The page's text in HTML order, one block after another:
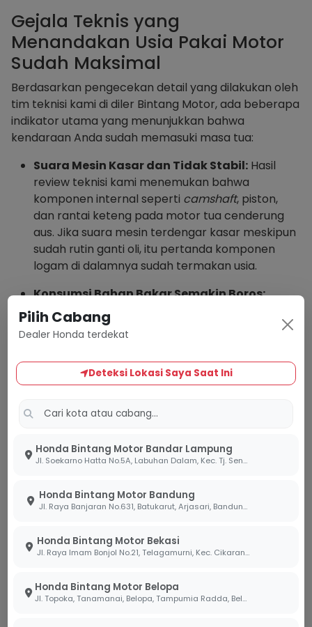
Pilih Cabang
Dealer Honda terdekat
Deteksi Lokasi Saya Saat Ini
Honda Bintang Motor Bandar Lampung
Jl. Soekarno Hatta No.5A, Labuhan Dalam, Kec. Tj. Senang, Kota Bandar Lampung, Lampung 35141
Honda Bintang Motor Bandung
Jl. Raya Banjaran No.631, Batukarut, Arjasari, Bandung, Jawa Barat 40379
Honda Bintang Motor Bekasi
Jl. Raya Imam Bonjol No.21, Telagamurni, Kec. Cikarang Barat, Bekasi Jawa Barat 17530.
Honda Bintang Motor Belopa
Jl. Topoka, Tanamanai, Belopa, Tampumia Radda, Belopa, Kabupaten Luwu, Sulawesi Selatan 91994
Gejala Teknis yang
Menandakan Usia Pakai Motor
Sudah Maksimal
Berdasarkan pengecekan detail yang dilakukan oleh
tim teknisi kami di diler Bintang Motor, ada beberapa
indikator utama yang menunjukkan bahwa
kendaraan Anda sudah memasuki masa tua:
Suara Mesin Kasar dan Tidak Stabil: Hasil
review teknisi kami menemukan bahwa
komponen internal seperti camshaft, piston,
dan rantai keteng pada motor tua cenderung
aus. Jika suara mesin terdengar kasar meskipun
sudah rutin ganti oli, itu pertanda komponen
logam di dalamnya sudah termakan usia.
Konsumsi Bahan Bakar Semakin Boros:
Seiring bertambahnya usia, sistem pembakaran
tidak lagi seefisien dulu. Penumpukan kerak
motor Anda memerlukan lebih banyak bensin
untuk menghasilkan tenaga yang sama.
Kelistrikan Sering Bermasalah:
yang mengeras atau getas akibat panas mesin
korsleting atau membuat pengisian baterai (aki)
Kenyamanan Berkendara Berkurang:
Shockbreaker
yang sudah mati atau rangka
yang mulai menunjukkan titik karat adalah ciri
fisik yang paling sering kami temukan pada unit
Modernisasi Berkendara